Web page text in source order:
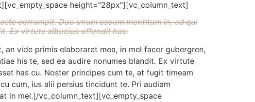
height=”28px”][vc_column_text]
corrumpit. Duo unum assum mentitum in, ad qui
Ex virtute albucius offendit has.
an vide primis elaboraret mea, in mel facer gubergren,
his te, sed ea audire nonumes blandit. Ex virtute
has cu. Noster principes cum te, at fugit timeam
cum, ius alii persius tincidunt te. Pri audiam
in mel.[/vc_column_text][vc_empty_space